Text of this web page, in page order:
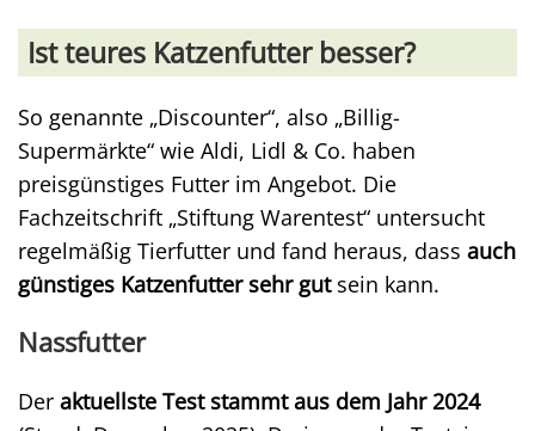
Ist teures Katzenfutter besser?
So genannte „Discounter“, also „Billig-
Supermärkte“ wie Aldi, Lidl & Co. haben
preisgünstiges Futter im Angebot. Die
Fachzeitschrift „Stiftung Warentest“ untersucht
regelmäßig Tierfutter und fand heraus, dass auch
günstiges Katzenfutter sehr gutsein kann.
Nassfutter
Der aktuellste Test stammt aus dem Jahr 2024